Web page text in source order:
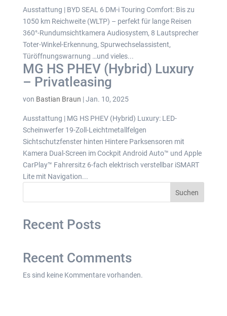
Ausstattung | BYD SEAL 6 DM-i Touring Comfort: Bis zu
1050 km Reichweite (WLTP) – perfekt für lange Reisen
360°-Rundumsichtkamera Audiosystem, 8 Lautsprecher
Toter-Winkel-Erkennung, Spurwechselassistent,
Türöffnungswarnung …und vieles...
MG HS PHEV (Hybrid) Luxury
– Privatleasing
von Bastian Braun |Jan. 10, 2025
Ausstattung | MG HS PHEV (Hybrid) Luxury: LED-
Scheinwerfer 19-Zoll-Leichtmetallfelgen
Sichtschutzfenster hinten Hintere Parksensoren mit
Kamera Dual-Screen im Cockpit Android Auto™ und Apple
CarPlay™ Fahrersitz 6-fach elektrisch verstellbar iSMART
Lite mit Navigation...
Suchen
Recent Posts
Recent Comments
Es sind keine Kommentare vorhanden.